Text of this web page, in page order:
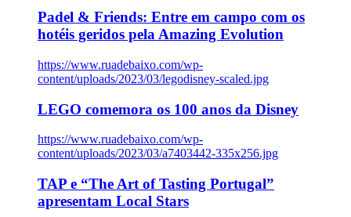
Padel & Friends: Entre em campo com os
hotéis geridos pela Amazing Evolution
https://www.ruadebaixo.com/wp-
content/uploads/2023/03/legodisney-scaled.jpg
LEGO comemora os 100 anos da Disney
https://www.ruadebaixo.com/wp-
content/uploads/2023/03/a7403442-335x256.jpg
TAP e “The Art of Tasting Portugal”
apresentam Local Stars